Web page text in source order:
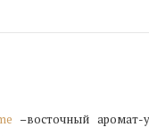
–восточный аромат-